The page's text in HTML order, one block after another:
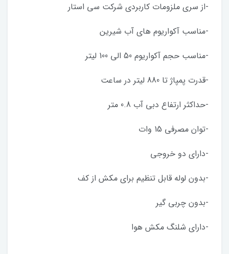
-از سری ملزومات کاربردی شرکت سی استار
-مناسب آکواریوم های آب شیرین
-مناسب حجم آکواریوم 50 الی 100 لیتر
-قدرت پمپاژ تا 880 لیتر در ساعت
-حداکثر ارتفاع دبی آب 0.8 متر
-توان مصرفی 15 وات
-دارای دو خروجی
-بدون لوله قابل تنظیم برای مکش از کف
-بدون چربی گیر
-دارای شلنگ مکش هوا